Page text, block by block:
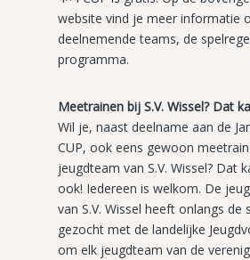
website vind je meer informatie
deelnemende teams, de
programma.
Meetrainen bij S.V. Wissel? Dat
Wil je, naast deelname aan de
CUP, ook eens gewoon
jeugdteam van S.V. Wissel? Dat
ook! Iedereen is welkom. De
van S.V. Wissel heeft onlangs de
gezocht met de landelijke
om elk jeugdteam van de